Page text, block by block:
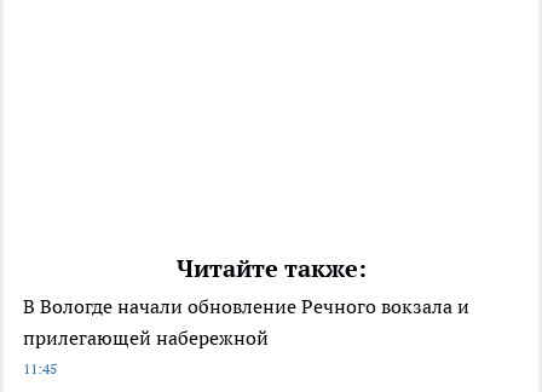
Читайте также:
В Вологде начали обновление Речного вокзала и
прилегающей набережной
11:45